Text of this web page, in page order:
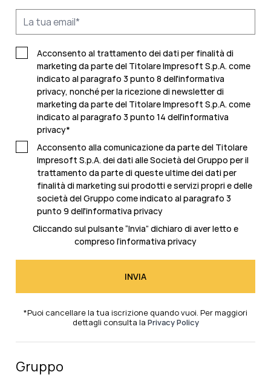
Acconsento al trattamento dei dati per finalità di
marketing da parte del Titolare Impresoft S.p.A. come
indicato al paragrafo 3 punto 8 dell'informativa
privacy, nonché per la ricezione di newsletter di
marketing da parte del Titolare Impresoft S.p.A. come
indicato al paragrafo 3 punto 14 dell'informativa
privacy*
Acconsento alla comunicazione da parte del Titolare
Impresoft S.p.A. dei dati alle Società del Gruppo per il
trattamento da parte di queste ultime dei dati per
finalità di marketing sui prodotti e servizi propri e delle
società del Gruppo come indicato al paragrafo 3
punto 9 dell'informativa privacy
Cliccando sul pulsante “Invia” dichiaro di aver letto e
compreso l’informativa privacy
*Puoi cancellare la tua iscrizione quando vuoi. Per maggiori
dettagli consulta la Privacy Policy
Gruppo